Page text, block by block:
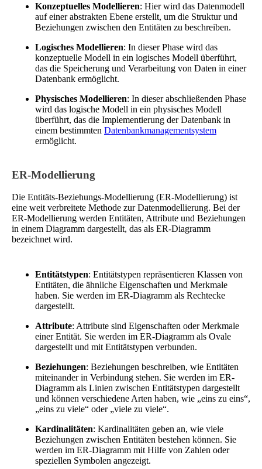
Konzeptuelles Modellieren: Hier wird das Datenmodell
auf einer abstrakten Ebene erstellt, um die Struktur und
Beziehungen zwischen den Entitäten zu beschreiben.
Logisches Modellieren: In dieser Phase wird das
konzeptuelle Modell in ein logisches Modell überführt,
das die Speicherung und Verarbeitung von Daten in einer
Datenbank ermöglicht.
Physisches Modellieren: In dieser abschließenden Phase
wird das logische Modell in ein physisches Modell
überführt, das die Implementierung der Datenbank in
einem bestimmten Datenbankmanagementsystem
ermöglicht.
ER-Modellierung
Die Entitäts-Beziehungs-Modellierung (ER-Modellierung) ist
eine weit verbreitete Methode zur Datenmodellierung. Bei der
ER-Modellierung werden Entitäten, Attribute und Beziehungen
in einem Diagramm dargestellt, das als ER-Diagramm
bezeichnet wird.
Entitätstypen: Entitätstypen repräsentieren Klassen von
Entitäten, die ähnliche Eigenschaften und Merkmale
haben. Sie werden im ER-Diagramm als Rechtecke
dargestellt.
Attribute: Attribute sind Eigenschaften oder Merkmale
einer Entität. Sie werden im ER-Diagramm als Ovale
dargestellt und mit Entitätstypen verbunden.
Beziehungen: Beziehungen beschreiben, wie Entitäten
miteinander in Verbindung stehen. Sie werden im ER-
Diagramm als Linien zwischen Entitätstypen dargestellt
und können verschiedene Arten haben, wie „eins zu eins“,
„eins zu viele“ oder „viele zu viele“.
Kardinalitäten: Kardinalitäten geben an, wie viele
Beziehungen zwischen Entitäten bestehen können. Sie
werden im ER-Diagramm mit Hilfe von Zahlen oder
speziellen Symbolen angezeigt.